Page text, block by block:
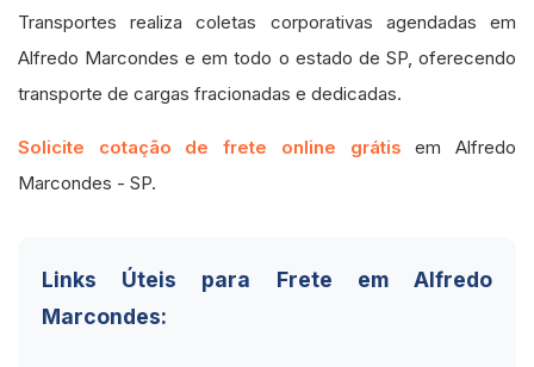
Transportes realiza coletas corporativas agendadas em
Alfredo Marcondes e em todo o estado de SP, oferecendo
transporte de cargas fracionadas e dedicadas.
Solicite cotação de frete online grátis em Alfredo
Marcondes - SP.
Links Úteis para Frete em Alfredo
Marcondes: